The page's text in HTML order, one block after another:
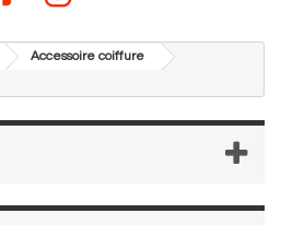
Accessoire coiffure